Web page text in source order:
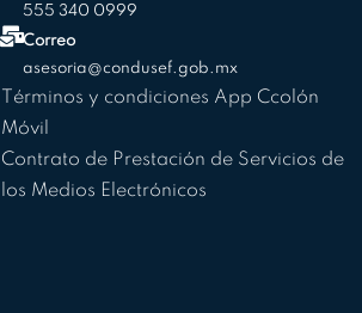
555 340 0999
Correo
asesoria@condusef.gob.mx
Términos y condiciones App Ccolón
Móvil
Contrato de Prestación de Servicios de
los Medios Electrónicos